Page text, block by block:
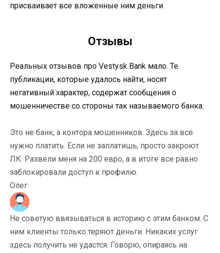
присваивает все вложенные ним деньги.
Отзывы
Реальных отзывов про Vestysk Bank мало. Те
публикации, которые удалось найти, носят
негативный характер, содержат сообщения о
мошенничестве со стороны так называемого банка.
Это не банк, а контора мошенников. Здесь за все
нужно платить. Если не заплатишь, просто закроют
ЛК. Развели меня на 200 евро, а в итоге все равно
заблокировали доступ к профилю.
Олег
Не советую ввязываться в историю с этим банком. С
ним клиенты только теряют деньги. Никаких услуг
здесь получить не удастся. Говорю, опираясь на